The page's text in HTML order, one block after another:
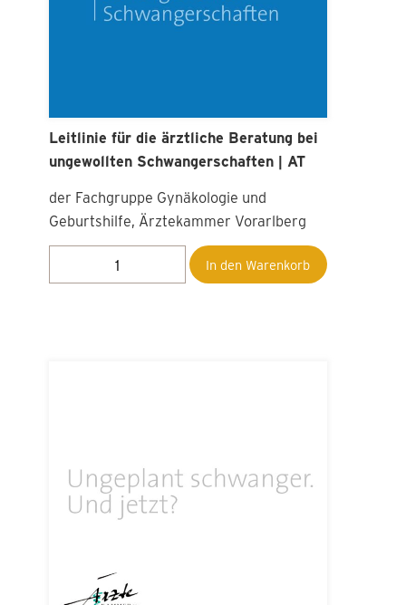
Leitlinie für die ärztliche Beratung bei
ungewollten Schwangerschaften | AT
der Fachgruppe Gynäkologie und
Geburtshilfe, Ärztekammer Vorarlberg
In den Warenkorb